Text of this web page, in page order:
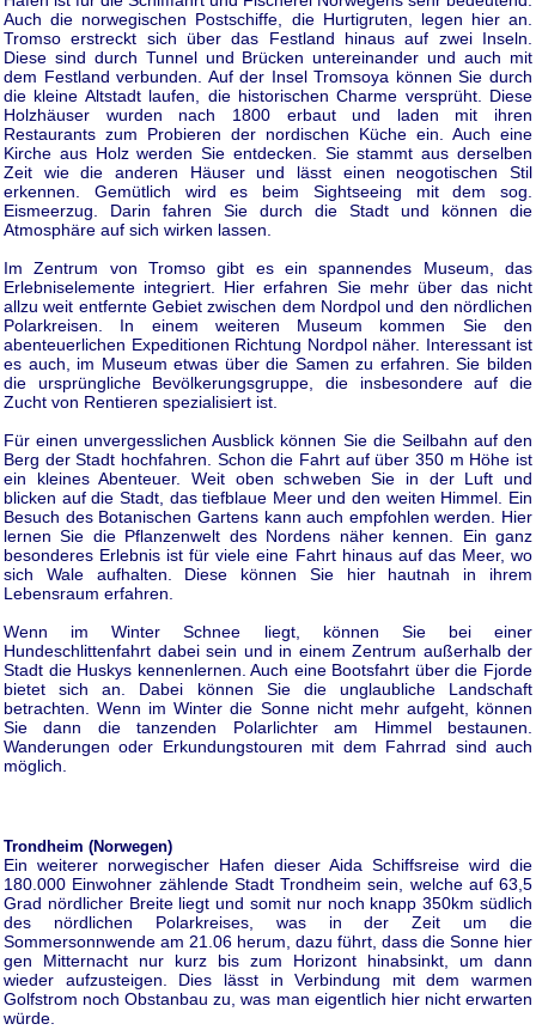
Auch die norwegischen Postschiffe, die Hurtigruten, legen hier an.
Tromso erstreckt sich über das Festland hinaus auf zwei Inseln.
Diese sind durch Tunnel und Brücken untereinander und auch mit
dem Festland verbunden. Auf der Insel Tromsoya können Sie durch
die kleine Altstadt laufen, die historischen Charme versprüht. Diese
Holzhäuser wurden nach 1800 erbaut und laden mit ihren
Restaurants zum Probieren der nordischen Küche ein. Auch eine
Kirche aus Holz werden Sie entdecken. Sie stammt aus derselben
Zeit wie die anderen Häuser und lässt einen neogotischen Stil
erkennen. Gemütlich wird es beim Sightseeing mit dem sog.
Eismeerzug. Darin fahren Sie durch die Stadt und können die
Atmosphäre auf sich wirken lassen.
Im Zentrum von Tromso gibt es ein spannendes Museum, das
Erlebniselemente integriert. Hier erfahren Sie mehr über das nicht
allzu weit entfernte Gebiet zwischen dem Nordpol und den nördlichen
Polarkreisen. In einem weiteren Museum kommen Sie den
abenteuerlichen Expeditionen Richtung Nordpol näher. Interessant ist
es auch, im Museum etwas über die Samen zu erfahren. Sie bilden
die ursprüngliche Bevölkerungsgruppe, die insbesondere auf die
Zucht von Rentieren spezialisiert ist.
Für einen unvergesslichen Ausblick können Sie die Seilbahn auf den
Berg der Stadt hochfahren. Schon die Fahrt auf über 350 m Höhe ist
ein kleines Abenteuer. Weit oben schweben Sie in der Luft und
blicken auf die Stadt, das tiefblaue Meer und den weiten Himmel. Ein
Besuch des Botanischen Gartens kann auch empfohlen werden. Hier
lernen Sie die Pflanzenwelt des Nordens näher kennen. Ein ganz
besonderes Erlebnis ist für viele eine Fahrt hinaus auf das Meer, wo
sich Wale aufhalten. Diese können Sie hier hautnah in ihrem
Lebensraum erfahren.
Wenn im Winter Schnee liegt, können Sie bei einer
Hundeschlittenfahrt dabei sein und in einem Zentrum außerhalb der
Stadt die Huskys kennenlernen. Auch eine Bootsfahrt über die Fjorde
bietet sich an. Dabei können Sie die unglaubliche Landschaft
betrachten. Wenn im Winter die Sonne nicht mehr aufgeht, können
Sie dann die tanzenden Polarlichter am Himmel bestaunen.
Wanderungen oder Erkundungstouren mit dem Fahrrad sind auch
möglich.
Trondheim (Norwegen)
Ein weiterer norwegischer Hafen dieser Aida Schiffsreise wird die
180.000 Einwohner zählende Stadt Trondheim sein, welche auf 63,5
Grad nördlicher Breite liegt und somit nur noch knapp 350km südlich
des nördlichen Polarkreises, was in der Zeit um die
Sommersonnwende am 21.06 herum, dazu führt, dass die Sonne hier
gen Mitternacht nur kurz bis zum Horizont hinabsinkt, um dann
wieder aufzusteigen. Dies lässt in Verbindung mit dem warmen
Golfstrom noch Obstanbau zu, was man eigentlich hier nicht erwarten
würde.